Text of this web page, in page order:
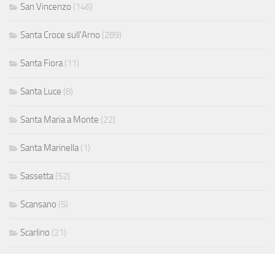
San Vincenzo (146)
Santa Croce sull'Arno (289)
Santa Fiora (11)
Santa Luce (8)
Santa Maria a Monte (22)
Santa Marinella (1)
Sassetta (52)
Scansano (5)
Scarlino (21)